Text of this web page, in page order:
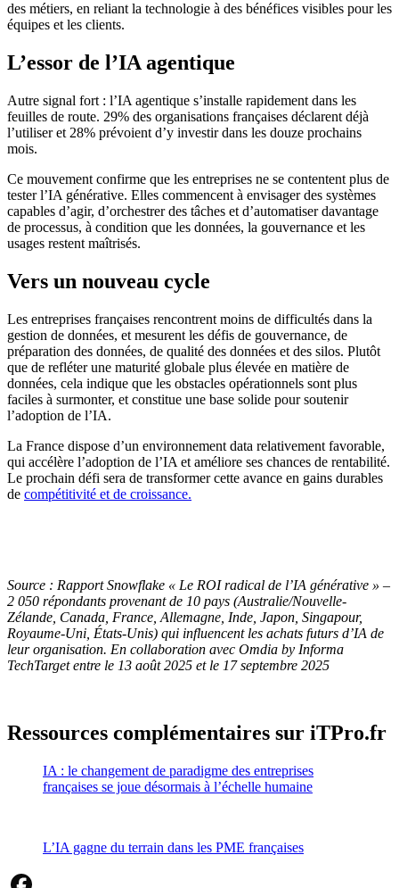
des métiers, en reliant la technologie à des bénéfices visibles pour les
équipes et les clients.
L’essor de l’IA agentique
Autre signal fort : l’IA agentique s’installe rapidement dans les
feuilles de route. 29% des organisations françaises déclarent déjà
l’utiliser et 28% prévoient d’y investir dans les douze prochains
mois.
Ce mouvement confirme que les entreprises ne se contentent plus de
tester l’IA générative. Elles commencent à envisager des systèmes
capables d’agir, d’orchestrer des tâches et d’automatiser davantage
de processus, à condition que les données, la gouvernance et les
usages restent maîtrisés.
Vers un nouveau cycle
Les entreprises françaises rencontrent moins de difficultés dans la
gestion de données, et mesurent les défis de gouvernance, de
préparation des données, de qualité des données et des silos. Plutôt
que de refléter une maturité globale plus élevée en matière de
données, cela indique que les obstacles opérationnels sont plus
faciles à surmonter, et constitue une base solide pour soutenir
l’adoption de l’IA.
La France dispose d’un environnement data relativement favorable,
qui accélère l’adoption de l’IA et améliore ses chances de rentabilité.
Le prochain défi sera de transformer cette avance en gains durables
de compétitivité et de croissance.
Source : Rapport Snowflake « Le ROI radical de l’IA générative » –
2 050 répondants provenant de 10 pays (Australie/Nouvelle-
Zélande, Canada, France, Allemagne, Inde, Japon, Singapour,
Royaume-Uni, États-Unis) qui influencent les achats futurs d’IA de
leur organisation. En collaboration avec Omdia by Informa
TechTarget entre le 13 août 2025 et le 17 septembre 2025
Ressources complémentaires sur iTPro.fr
IA : le changement de paradigme des entreprises
françaises se joue désormais à l’échelle humaine
L’IA gagne du terrain dans les PME françaises